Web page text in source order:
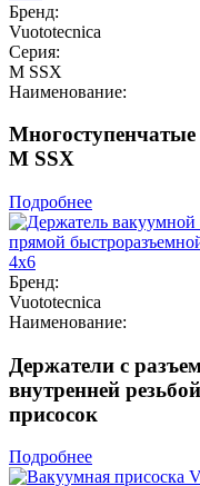
Бренд:
Vuototecnica
Серия:
M SSX
Наименование:
M SSX
Подробнее
Бренд:
Vuototecnica
Наименование:
Держатели с
внутренней
присосок
Подробнее